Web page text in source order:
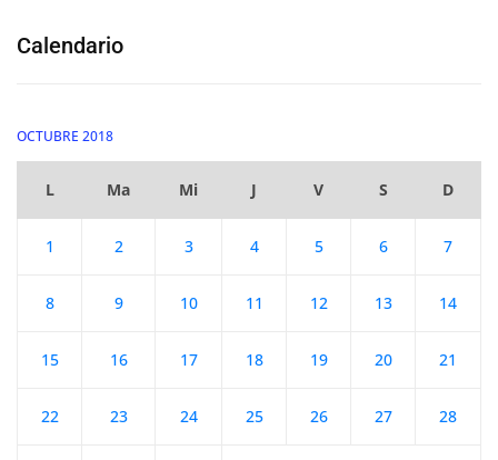
Calendario
OCTUBRE 2018
L Ma Mi J V S D
1 2 3 4 5 6 7
8 9 10 11 12 13 14
15 16 17 18 19 20 21
22 23 24 25 26 27 28